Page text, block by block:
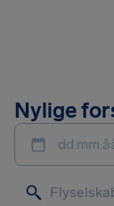
Nylige